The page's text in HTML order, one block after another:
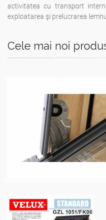
activitatea cu transport
exploatarea şi prelucrarea
Cele mai noi